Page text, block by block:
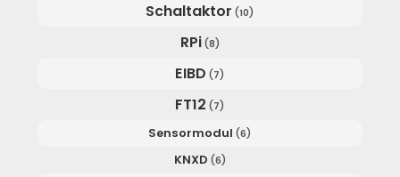
Schaltaktor (10)
RPi (8)
EIBD (7)
FT12 (7)
Sensormodul (6)
KNXD (6)